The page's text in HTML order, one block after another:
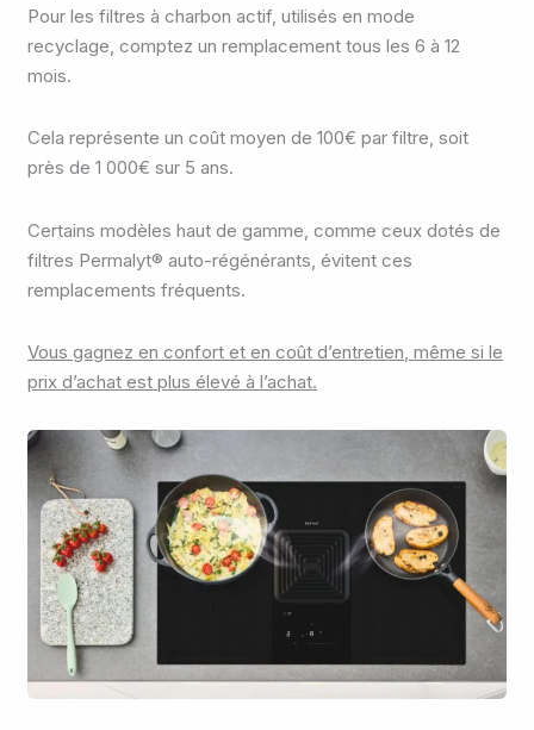
Pour les filtres à charbon actif, utilisés en mode
recyclage, comptez un remplacement tous les 6 à 12
mois.
Cela représente un coût moyen de 100€ par filtre, soit
près de 1 000€ sur 5 ans.
Certains modèles haut de gamme, comme ceux dotés de
filtres Permalyt® auto-régénérants, évitent ces
remplacements fréquents.
Vous gagnez en confort et en coût d’entretien, même si le
prix d’achat est plus élevé à l’achat.